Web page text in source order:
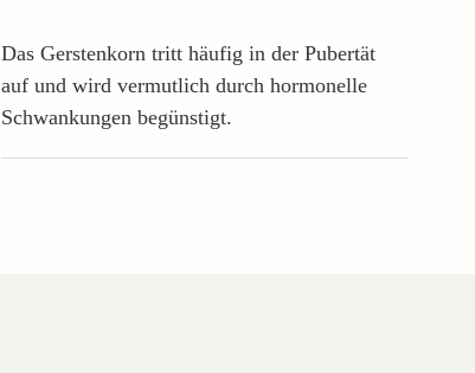
Das Gerstenkorn tritt häufig in der Pubertät
auf und wird vermutlich durch hormonelle
Schwankungen begünstigt.